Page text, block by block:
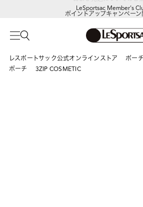
LeSportsac Member's
ポイントアップキャンペーン
レスポートサック公式オンラインストア
ポー
ポーチ
3ZIP COSMETIC